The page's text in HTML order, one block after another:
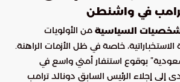
ترامب في واشنطن
السياسية من الأولويات
خاصة في ظل الأزمات الراهنة.
بوقوع استنفار أمني واسع في
إلى إجلاء الرئيس السابق دونالد ترامب